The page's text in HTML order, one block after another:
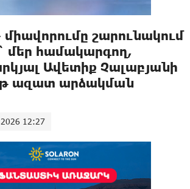
շարունակում
մեր համակարգող,
Ավետիք Չալաբյանի
ազատ արձակման
2026 12:27